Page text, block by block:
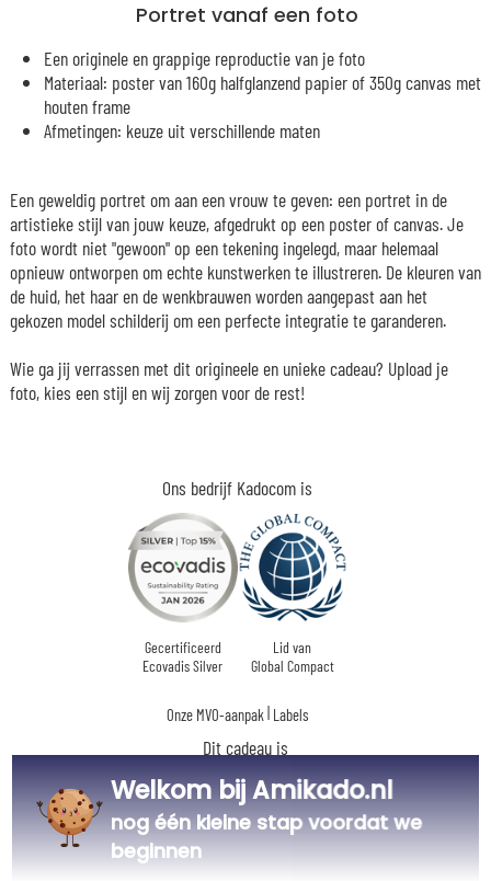
Portret vanaf een foto
Een originele en grappige reproductie van je foto
Materiaal: poster van 160g halfglanzend papier of 350g canvas met
houten frame
Afmetingen: keuze uit verschillende maten
Ons bedrijf Kadocom is
Gecertificeerd
Ecovadis Silver
Lid van
Global Compact
Onze MVO-aanpak | Labels
Dit cadeau is
Een geweldig portret om aan een vrouw te geven: een portret in de
artistieke stijl van jouw keuze, afgedrukt op een poster of canvas. Je
foto wordt niet "gewoon" op een tekening ingelegd, maar helemaal
opnieuw ontworpen om echte kunstwerken te illustreren. De kleuren van
de huid, het haar en de wenkbrauwen worden aangepast aan het
gekozen model schilderij om een perfecte integratie te garanderen.
Wie ga jij verrassen met dit origineele en unieke cadeau? Upload je
foto, kies een stijl en wij zorgen voor de rest!
Welkom bij Amikado.nl
nog één kleine stap voordat we
beginnen